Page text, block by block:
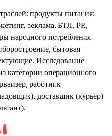
продукты питания;
реклама, БТЛ, PR,
народного потребления
бытовая
Исследование
категории операционного
работник
доставщик (курьер)